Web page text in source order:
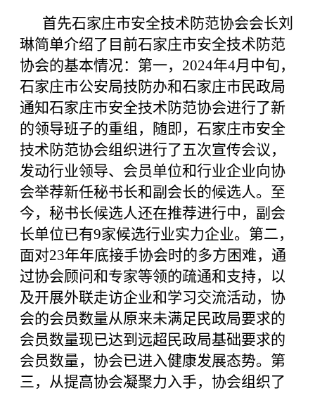
首先石家庄市安全技术防范协会会长刘
琳简单介绍了目前石家庄市安全技术防范
协会的基本情况：第一，2024年4月中旬，
石家庄市公安局技防办和石家庄市民政局
通知石家庄市安全技术防范协会进行了新
的领导班子的重组，随即，石家庄市安全
技术防范协会组织进行了五次宣传会议，
发动行业领导、会员单位和行业企业向协
会举荐新任秘书长和副会长的候选人。至
今，秘书长候选人还在推荐进行中，副会
长单位已有9家候选行业实力企业。第二，
面对23年年底接手协会时的多方困难，通
过协会顾问和专家等领的疏通和支持，以
及开展外联走访企业和学习交流活动，协
会的会员数量从原来未满足民政局要求的
会员数量现已达到远超民政局基础要求的
会员数量， 协会已进入健康发展态势。第
三，从提高协会凝聚力入手，协会组织了